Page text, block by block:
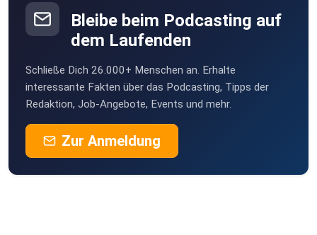
Bleibe beim Podcasting auf
dem Laufenden
Schließe Dich 26.000+ Menschen an. Erhalte
interessante Fakten über das Podcasting, Tipps der
Redaktion, Job-Angebote, Events und mehr.
Zur Anmeldung